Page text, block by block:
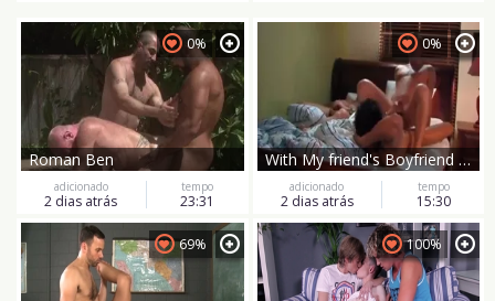
Roman Ben
0%
adicionado
2 dias atrás
tempo
23:31
With My friend's Boyfriend At Midnight
0%
adicionado
2 dias atrás
tempo
15:30
69% 100%